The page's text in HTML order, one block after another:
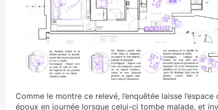
Comme le montre ce relevé, l’enquêtée laisse
époux en journée lorsque celui-ci tombe malade, et